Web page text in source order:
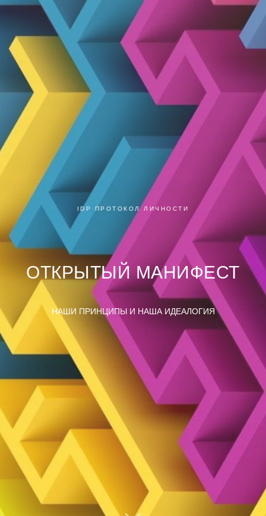
IDP ПРОТОКОЛ ЛИЧНОСТИ
ОТКРЫТЫЙ МАНИФЕСТ
НАШИ ПРИНЦИПЫ И НАША ИДЕАЛОГИЯ